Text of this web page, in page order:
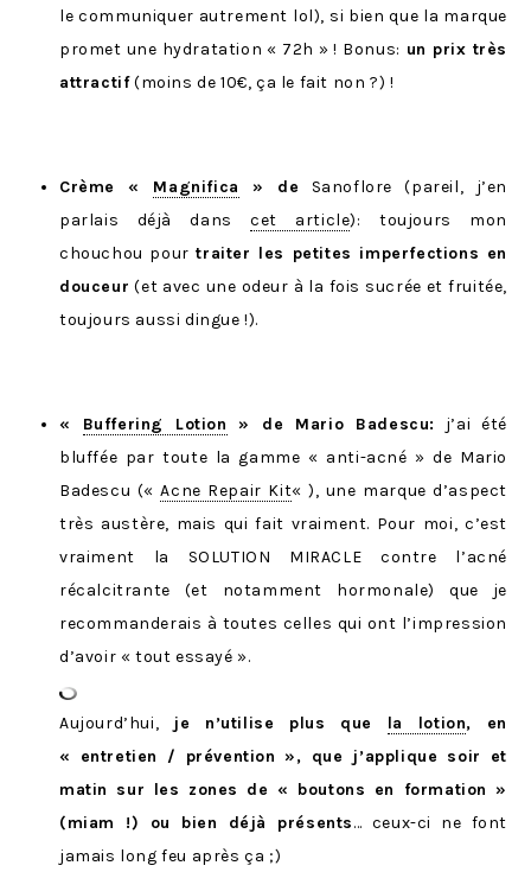
le communiquer autrement lol), si bien que la marque
promet une hydratation « 72h » ! Bonus: un prix très
attractif(moins de 10€, ça le fait non ?) !
Crème « Magnifica » de Sanoflore (pareil, j’en
parlais déjà danscet article): toujours mon
chouchou pourtraiter les petites imperfections en
douceur (et avec une odeur à la fois sucrée et fruitée,
toujours aussi dingue !).
« Buffering Lotion » de Mario Badescu:
j’ai été
bluffée par toute la gamme « anti-acné » de Mario
Badescu («Acne Repair Kit« ), une marque d’aspect
très austère, mais qui fait vraiment. Pour moi, c’est
vraiment la SOLUTION MIRACLE contre l’acné
récalcitrante (et notamment hormonale) que je
recommanderais à toutes celles qui ont l’impression
d’avoir « tout essayé ».
Aujourd’hui, je n’utilise plus que la lotion, en
« entretien / prévention », que j’applique soir et
matin sur les zones de « boutons en formation »
(miam !) ou bien déjà présents… ceux-ci ne font
jamais long feu après ça ;)